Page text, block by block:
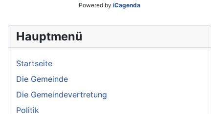
Powered by iCagenda
Hauptmenü
Startseite
Die Gemeinde
Die Gemeindevertretung
Politik